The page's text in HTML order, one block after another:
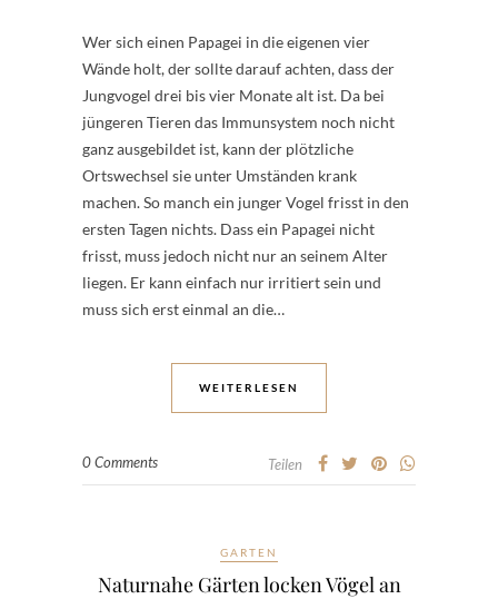
Wer sich einen Papagei in die eigenen vier
Wände holt, der sollte darauf achten, dass der
Jungvogel drei bis vier Monate alt ist. Da bei
jüngeren Tieren das Immunsystem noch nicht
ganz ausgebildet ist, kann der plötzliche
Ortswechsel sie unter Umständen krank
machen. So manch ein junger Vogel frisst in den
ersten Tagen nichts. Dass ein Papagei nicht
frisst, muss jedoch nicht nur an seinem Alter
liegen. Er kann einfach nur irritiert sein und
muss sich erst einmal an die…
WEITERLESEN
0 Comments Teilen
GARTEN
Naturnahe Gärten locken Vögel an